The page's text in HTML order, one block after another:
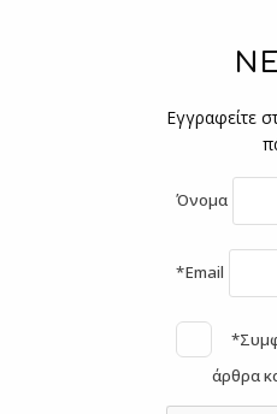
Εγγραφείτε
Όνομα
*Email
άρθρα